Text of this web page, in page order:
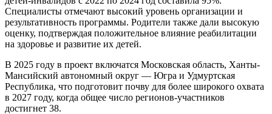
Специалисты отмечают высокий уровень организации и
результативность программы. Родители также дали высокую
оценку, подтверждая положительное влияние реабилитации
на здоровье и развитие их детей.
В 2025 году в проект включатся Московская область, Ханты-
Мансийский автономный округ — Югра и Удмуртская
Республика, что подготовит почву для более широкого охвата
в 2027 году, когда общее число регионов-участников
достигнет 38.